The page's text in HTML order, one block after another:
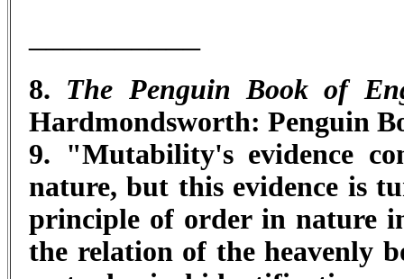
8. The Penguin Book of
Hardmondsworth: Penguin
9. "Mutability's evidence
nature, but this evidence is
principle of order in nature
the relation of the heavenly